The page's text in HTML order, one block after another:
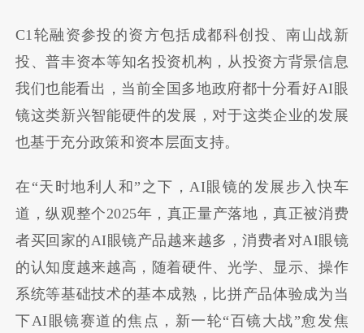
C1轮融资参投的资方包括成都科创投、南山战新
投、普丰资本等知名投资机构，从投资方背景信息
我们也能看出，当前全国多地政府都十分看好AI眼
镜这类新兴智能硬件的发展，对于这类企业的发展
也基于充分政策和资本层面支持。
在“天时地利人和”之下，AI眼镜的发展步入快车
道，纵观整个2025年，真正量产落地，真正被消费
者买回家的AI眼镜产品越来越多，消费者对AI眼镜
的认知度越来越高，随着硬件、光学、显示、操作
系统等基础技术的基本成熟，比拼产品体验成为当
下AI眼镜赛道的焦点，新一轮“百镜大战”愈发焦